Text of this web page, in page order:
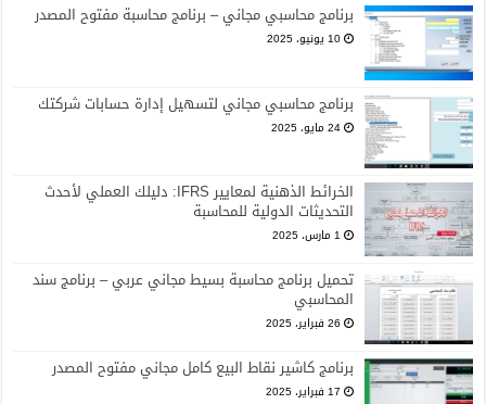
برنامج محاسبي مجاني – برنامج محاسبة مفتوح المصدر
10 يونيو، 2025
برنامج محاسبي مجاني لتسهيل إدارة حسابات شركتك
24 مايو، 2025
الخرائط الذهنية لمعايير IFRS: دليلك العملي لأحدث
التحديثات الدولية للمحاسبة
1 مارس، 2025
تحميل برنامج محاسبة بسيط مجاني عربي – برنامج سند
المحاسبي
26 فبراير، 2025
برنامج كاشير نقاط البيع كامل مجاني مفتوح المصدر
17 فبراير، 2025